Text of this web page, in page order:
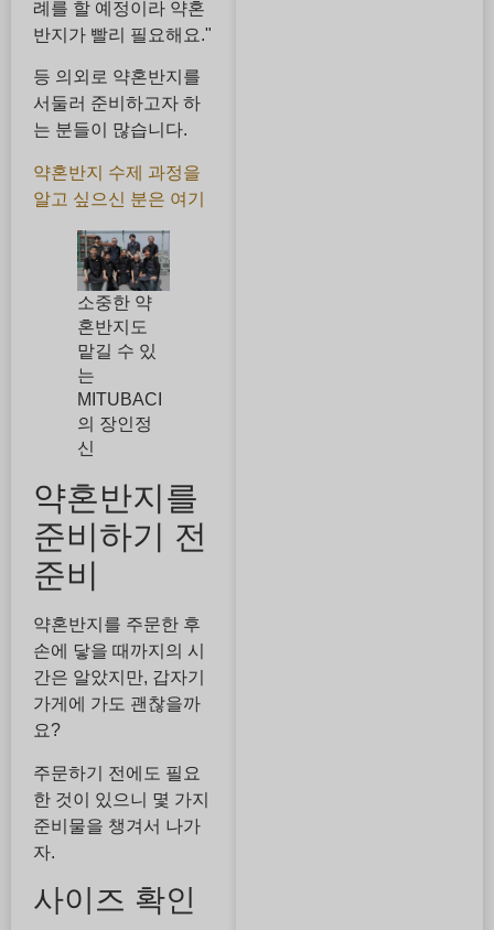
례를 할 예정이라 약혼
반지가 빨리 필요해요."
등 의외로 약혼반지를
서둘러 준비하고자 하
는 분들이 많습니다.
약혼반지 수제 과정을
알고 싶으신 분은 여기
소중한 약
혼반지도
맡길 수 있
는
MITUBACI
의 장인정
신
약혼반지를
준비하기 전
준비
약혼반지를 주문한 후
손에 닿을 때까지의 시
간은 알았지만, 갑자기
가게에 가도 괜찮을까
요?
주문하기 전에도 필요
한 것이 있으니 몇 가지
준비물을 챙겨서 나가
자.
사이즈 확인